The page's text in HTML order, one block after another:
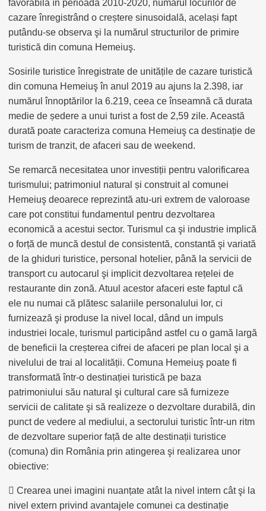
favorabilă în perioada 2010-2020, numărul locurilor de
cazare înregistrând o creștere sinusoidală, același fapt
putându-se observa şi la numărul structurilor de primire
turistică din comuna Hemeiuş.
Sosirile turistice înregistrate de unitățile de cazare turistică
din comuna Hemeiuş în anul 2019 au ajuns la 2.398, iar
numărul înnoptărilor la 6.219, ceea ce înseamnă că durata
medie de ședere a unui turist a fost de 2,59 zile. Această
durată poate caracteriza comuna Hemeiuş ca destinație de
turism de tranzit, de afaceri sau de weekend.
Se remarcă necesitatea unor investiții pentru valorificarea
turismului; patrimoniul natural și construit al comunei
Hemeiuş deoarece reprezintă atu-uri extrem de valoroase
care pot constitui fundamentul pentru dezvoltarea
economică a acestui sector. Turismul ca şi industrie implică
o forță de muncă destul de consistentă, constantă şi variată
de la ghiduri turistice, personal hotelier, până la servicii de
transport cu autocarul şi implicit dezvoltarea rețelei de
restaurante din zonă. Atuul acestor afaceri este faptul că
ele nu numai că plătesc salariile personalului lor, ci
furnizează şi produse la nivel local, dând un impuls
industriei locale, turismul participând astfel cu o gamă largă
de beneficii la creșterea cifrei de afaceri pe plan local şi a
nivelului de trai al localității. Comuna Hemeiuş poate fi
transformată într-o destinației turistică pe baza
patrimoniului său natural şi cultural care să furnizeze
servicii de calitate şi să realizeze o dezvoltare durabilă, din
punct de vedere al mediului, a sectorului turistic într-un ritm
de dezvoltare superior față de alte destinații turistice
(comuna) din România prin atingerea şi realizarea unor
obiective:
 Crearea unei imagini nuanțate atât la nivel intern cât şi la
nivel extern privind avantajele comunei ca destinație